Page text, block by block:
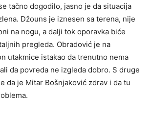
tačno dogodilo, jasno je da situacija
Džouns je iznesen sa terena, nije
na nogu, a dalji tok oporavka biće
pregleda. Obradović je na
utakmice istakao da trenutno nema
da povreda ne izgleda dobro. S druge
da je Mitar Bošnjaković zdrav i da tu